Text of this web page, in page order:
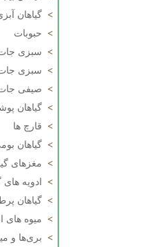
> گیاهان
> حبوبات
>
سبزی
>
سبزی
>
صیفی
> گیاهان
> قارچ ها
> گیاهان
> مغزهای
>
ادویه های
> گیاهان
> میوه های
>
بری‌ها و